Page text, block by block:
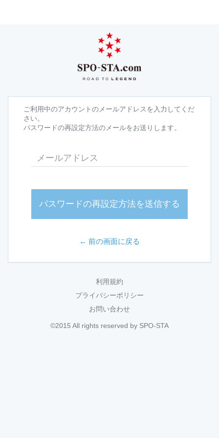
ご利用中のアカウントのメールアドレスを入力してくだ
さい。
パスワードの再設定方法のメールをお送りします。
パスワードの再設定方法を送信する
← 前の画面に戻る
利用規約
プライバシーポリシー
お問い合わせ
©2015 All rights reserved by SPO-STA